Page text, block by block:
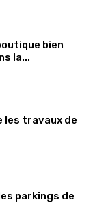
bien
la...
les travaux de
parkings de